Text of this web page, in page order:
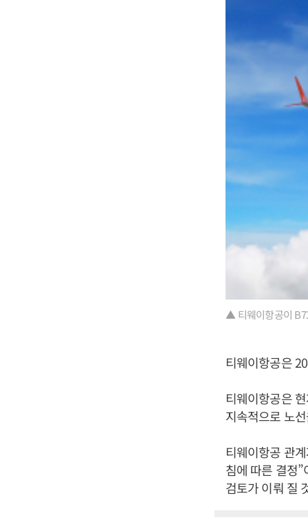
▲ 티웨이항공이
티웨이항공은
티웨이항공은
지속적으로 노
티웨이항공 관
침에 따른 결정
검토가 이뤄 질